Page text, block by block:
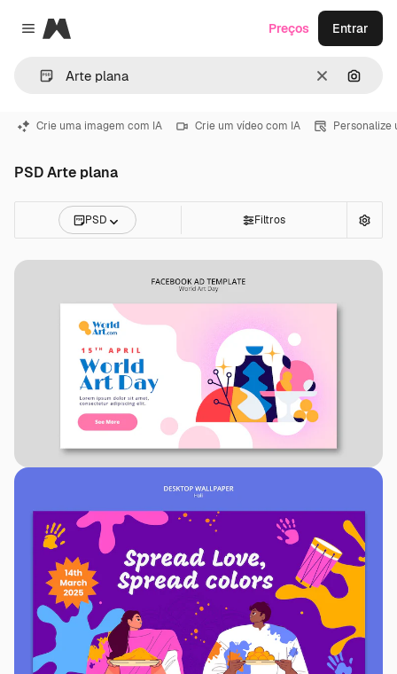
Close menu
Magnific
Limpar
Preços Entrar
Crie uma imagem com IA Crie um vídeo com IA Personalize
PSD Arte plana
PSD Filtros